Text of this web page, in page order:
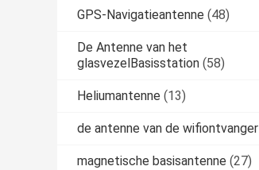
GPS-Navigatieantenne (48)
De Antenne van het
glasvezelBasisstation (58)
Heliumantenne (13)
de antenne van de wifiontvanger
magnetische basisantenne (27)